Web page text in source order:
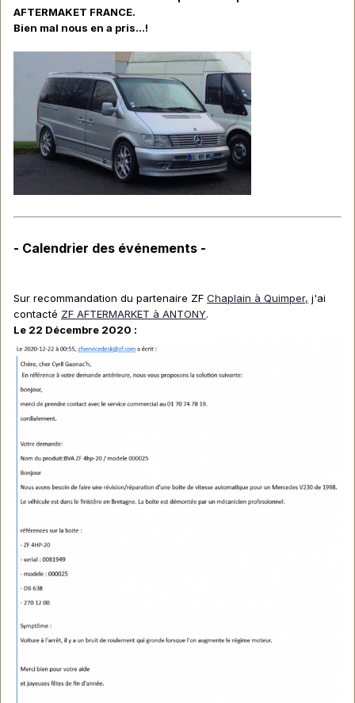
AFTERMAKET FRANCE.
Bien mal nous en a pris...!
- Calendrier des événements -
Sur recommandation du partenaire ZF Chaplain à Quimper, j'ai
contacté ZF AFTERMARKET à ANTONY.
Le 22 Décembre 2020 :